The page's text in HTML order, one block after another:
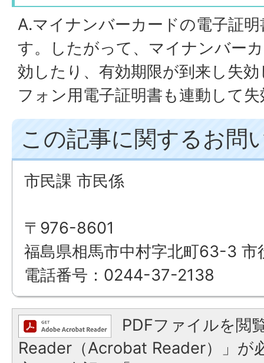
A.マイナンバーカードの電子証
す。したがって、マイナンバー
効したり、有効期限が到来し失
フォン用電子証明書も連動して
この記事に関するお問
市民課 市民係
〒976-8601
福島県相馬市中村字北町63-3 市
電話番号：0244-37-2138
PDFファイルを閲
Reader（Acrobat Reader）」が